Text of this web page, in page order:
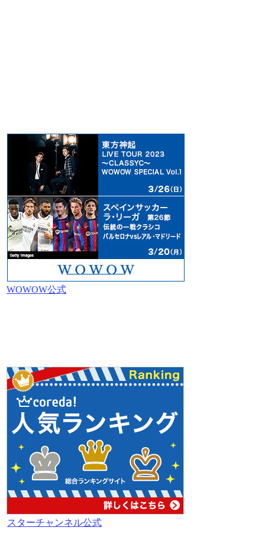
WOWOW公式
スターチャンネル公式